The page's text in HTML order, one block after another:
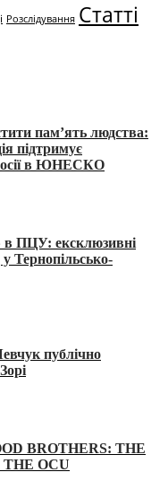
Розслідування Статті
пам’ять людства:
підтримує
в ЮНЕСКО
ексклюзивні
Тернопільсько-
публічно
BROTHERS: THE
OCU